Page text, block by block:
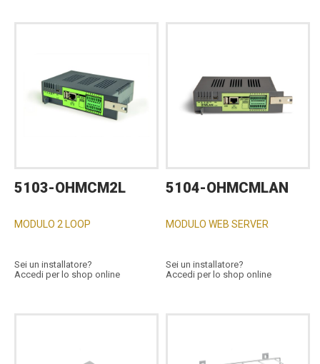
5103-OHMCM2L
MODULO 2 LOOP
Sei un installatore?
Accedi per lo shop online
5104-OHMCMLAN
MODULO WEB SERVER
Sei un installatore?
Accedi per lo shop online